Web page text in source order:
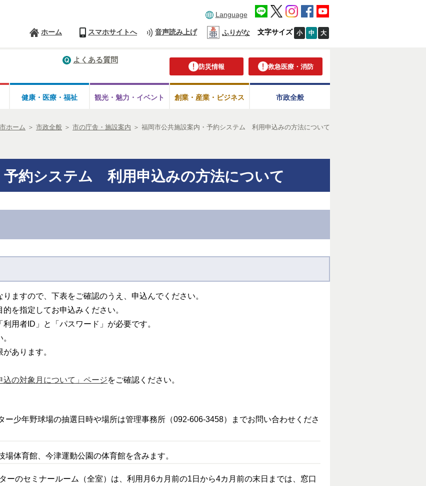
Language
ホーム スマホサイトへ 音声読み上げ ふりがな 文字サイズ 小 中 大
防災情報 救急医療・消防
よくある質問
健康・医療・ 福祉 観光・魅力・ イベント 創業・産業・ビジネス 市政全般
ホーム ＞ 市政全般 ＞ 市の庁舎・施設案内 ＞ 福岡市公共施設案内・予約システム 利用申込みの方法について
予約システム 利用申込みの方法について
ますので、下表をご確認のうえ、申込んでください。
を指定してお申込みください。
用者ID」と「パスワード」が必要です。
あります。
込の対象月について」ページをご確認ください。
少年野球場の抽選日時や場所は管理事務所（092-606-3458）までお問い合わせくださ
体育館、今津運動公園の体育館を含みます。
のセミナールーム（全室）は、利用月6カ月前の1日から4カ月前の末日までは、窓口